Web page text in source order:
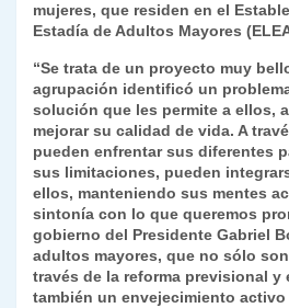
mujeres, que residen en el
Estadía de Adultos Mayores
“Se trata de un proyecto muy
agrupación identificó un
solución que les permite a ellos,
mejorar su calidad de vida. A
pueden enfrentar sus diferentes
sus limitaciones, pueden
ellos, manteniendo sus mentes
sintonía con lo que queremos
gobierno del Presidente Gabriel
adultos mayores, que no sólo
través de la reforma previsional
también un envejecimiento